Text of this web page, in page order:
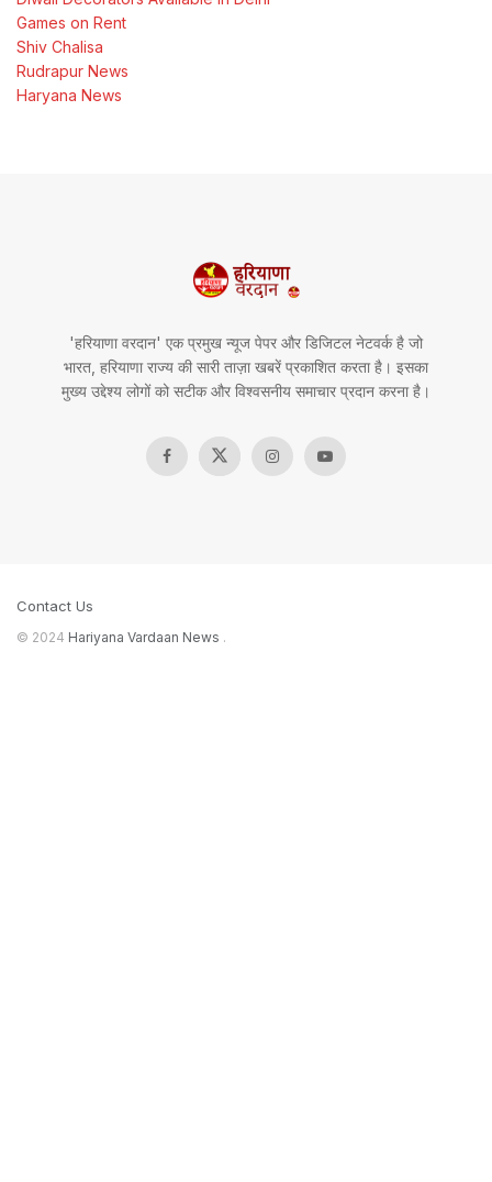
Games on Rent
Shiv Chalisa
Rudrapur News
Haryana News
'हरियाणा वरदान' एक प्रमुख न्यूज पेपर और डिजिटल नेटवर्क है जो
भारत, हरियाणा राज्य की सारी ताज़ा खबरें प्रकाशित करता है। इसका
मुख्य उद्देश्य लोगों को सटीक और विश्वसनीय समाचार प्रदान करना है।
Contact Us
© 2024 Hariyana Vardaan News .